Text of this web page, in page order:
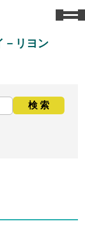
－リヨン
検 索